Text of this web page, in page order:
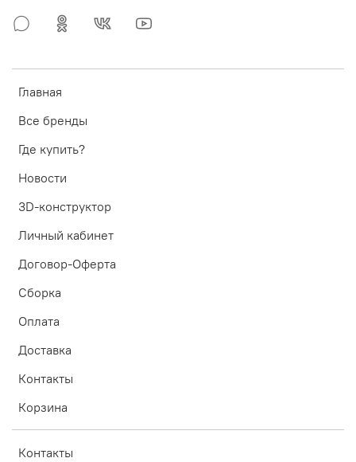
Главная
Все бренды
Где купить?
Новости
3D-конструктор
Личный кабинет
Договор-Оферта
Сборка
Оплата
Доставка
Контакты
Корзина
Контакты